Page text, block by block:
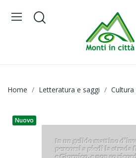
Home Letteratura e saggi Cultura
Nuovo